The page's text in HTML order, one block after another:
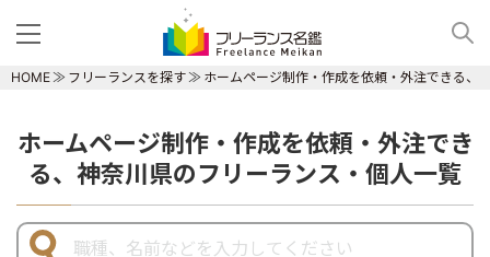
HOME フリーランスを探す ホームページ制作・作成を依頼・外注できる、
ホームページ制作・作成を依頼・外注でき
る、神奈川県のフリーランス・個人一覧